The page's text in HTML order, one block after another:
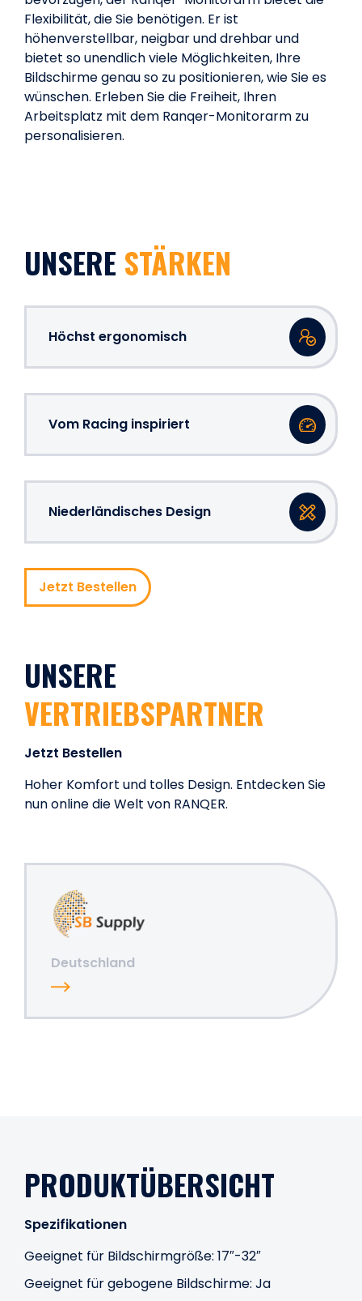
Flexibilität, die Sie benötigen. Er ist
höhenverstellbar, neigbar und drehbar und
bietet so unendlich viele Möglichkeiten, Ihre
Bildschirme genau so zu positionieren, wie Sie es
wünschen. Erleben Sie die Freiheit, Ihren
Arbeitsplatz mit dem Ranqer-Monitorarm zu
personalisieren.
UNSERE STÄRKEN
Höchst ergonomisch
Vom Racing inspiriert
Niederländisches Design
Jetzt Bestellen
UNSERE
VERTRIEBSPARTNER
Jetzt Bestellen
Hoher Komfort und tolles Design. Entdecken Sie
nun online die Welt von RANQER.
Deutschland
PRODUKTÜBERSICHT
Spezifikationen
Geeignet für Bildschirmgröße: 17″-32″
Geeignet für gebogene Bildschirme: Ja